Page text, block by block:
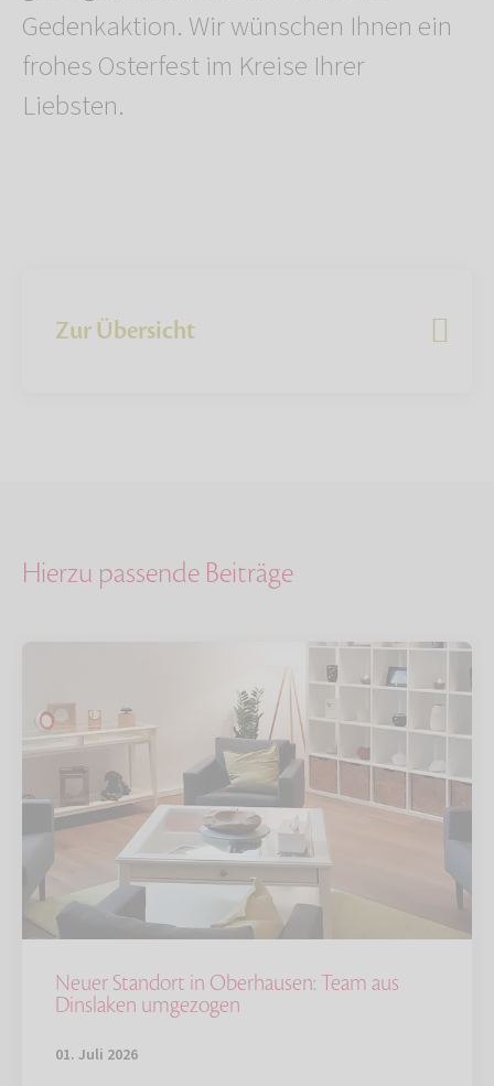
Gedenkaktion. Wir wünschen Ihnen ein
frohes Osterfest im Kreise Ihrer
Liebsten.
Zur Übersicht
Hierzu passende Beiträge
Neuer Standort in Oberhausen: Team aus
Dinslaken umgezogen
01. Juli 2026